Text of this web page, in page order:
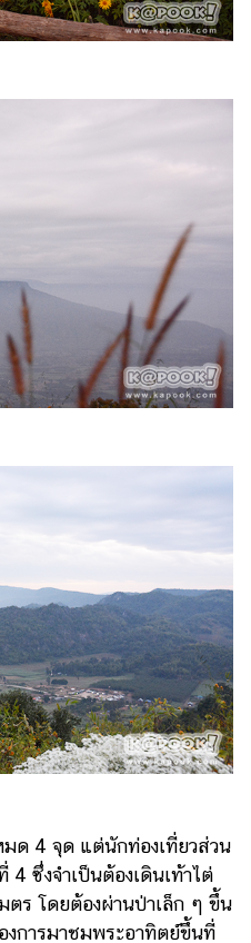
4 จุด แต่นักท่องเที่ยวส่วน
ซึ่งจำเป็นต้องเดินเท้าไต่
ตร โดยต้องผ่านป่าเล็ก ๆ ขึ้น
งการมาชมพระอาทิตย์ขึ้นที่